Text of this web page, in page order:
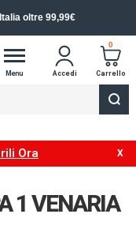
oltre 99,99€
Menu Accedi
0
Carrello
Ora
1 VENARIA